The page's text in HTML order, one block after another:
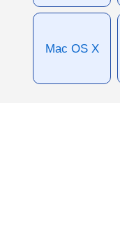
Mac OS X